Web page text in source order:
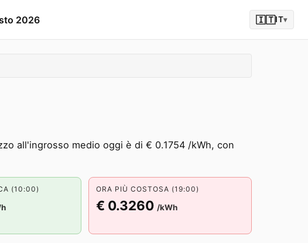
2026 🇮🇹IT▾
all'ingrosso medio oggi è di € 0.1754 /kWh, con
(10:00) ORA PIÙ COSTOSA (19:00)
€ 0.3260 /kWh